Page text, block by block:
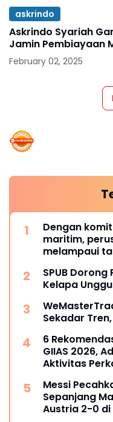
askrindo
Askrindo Syariah
Jamin Pembiayaan
February 02, 2025
Dengan
maritim,
melampaui
SPUB
Kelapa
Sekadar
6
GIIAS 2026,
Aktivitas
Messi
Sepanjang
Austria 2-0 di